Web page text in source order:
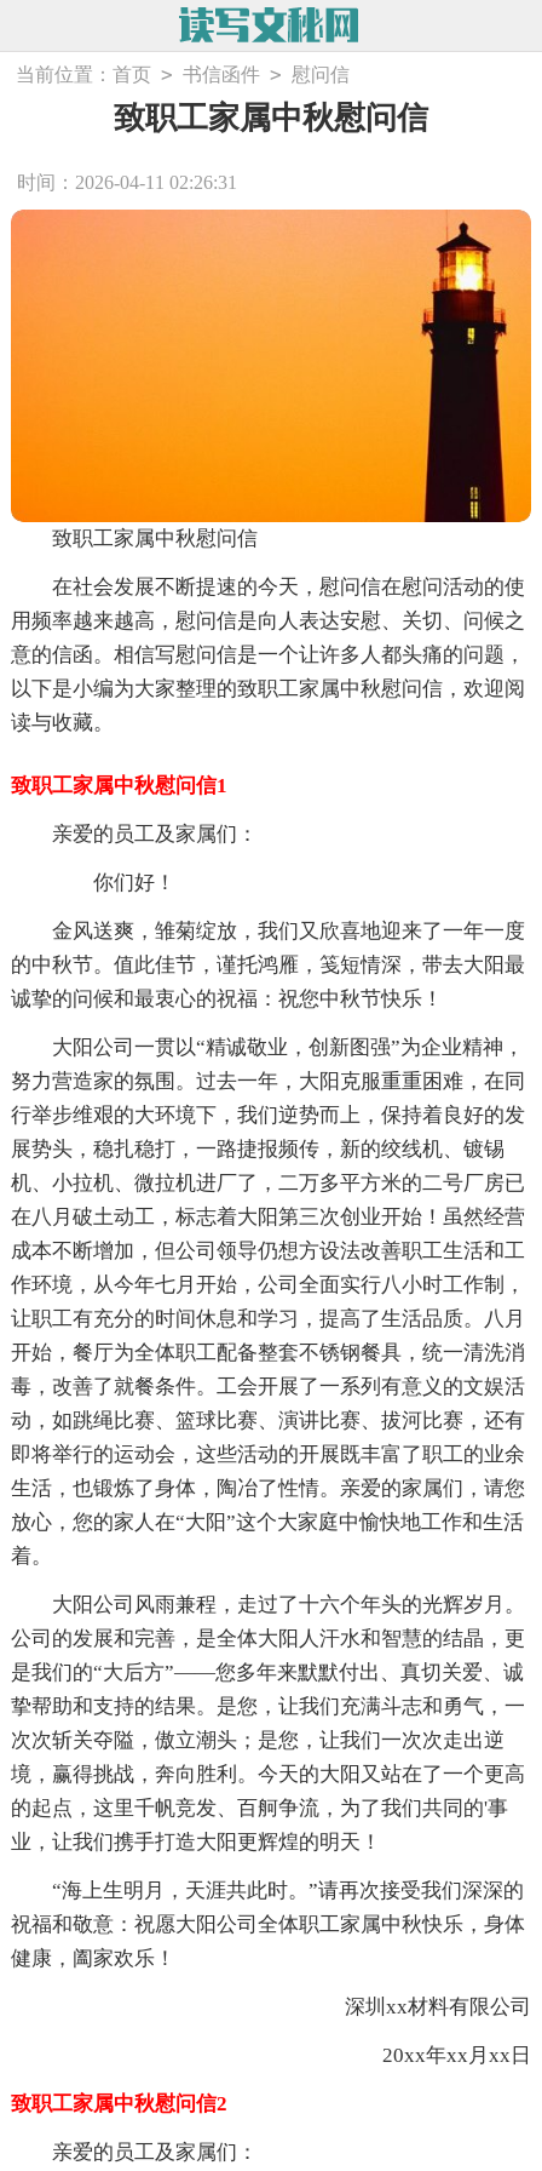
当前位置：首页 > 书信函件 > 慰问信
致职工家属中秋慰问信
时间：2026-04-11 02:26:31
致职工家属中秋慰问信
在社会发展不断提速的今天，慰问信在慰问活动的使
用频率越来越高，慰问信是向人表达安慰、关切、问候之
意的信函。相信写慰问信是一个让许多人都头痛的问题，
以下是小编为大家整理的致职工家属中秋慰问信，欢迎阅
读与收藏。
致职工家属中秋慰问信1
亲爱的员工及家属们：
你们好！
金风送爽，雏菊绽放，我们又欣喜地迎来了一年一度
的中秋节。值此佳节，谨托鸿雁，笺短情深，带去大阳最
诚挚的问候和最衷心的祝福：祝您中秋节快乐！
大阳公司一贯以“精诚敬业，创新图强”为企业精神，
努力营造家的氛围。过去一年，大阳克服重重困难，在同
行举步维艰的大环境下，我们逆势而上，保持着良好的发
展势头，稳扎稳打，一路捷报频传，新的绞线机、镀锡
机、小拉机、微拉机进厂了，二万多平方米的二号厂房已
在八月破土动工，标志着大阳第三次创业开始！虽然经营
成本不断增加，但公司领导仍想方设法改善职工生活和工
作环境，从今年七月开始，公司全面实行八小时工作制，
让职工有充分的时间休息和学习，提高了生活品质。八月
开始，餐厅为全体职工配备整套不锈钢餐具，统一清洗消
毒，改善了就餐条件。工会开展了一系列有意义的文娱活
动，如跳绳比赛、篮球比赛、演讲比赛、拔河比赛，还有
即将举行的运动会，这些活动的开展既丰富了职工的业余
生活，也锻炼了身体，陶冶了性情。亲爱的家属们，请您
放心，您的家人在“大阳”这个大家庭中愉快地工作和生活
着。
大阳公司风雨兼程，走过了十六个年头的光辉岁月。
公司的发展和完善，是全体大阳人汗水和智慧的结晶，更
是我们的“大后方”――您多年来默默付出、真切关爱、诚
挚帮助和支持的结果。是您，让我们充满斗志和勇气，一
次次斩关夺隘，傲立潮头；是您，让我们一次次走出逆
境，赢得挑战，奔向胜利。今天的大阳又站在了一个更高
的起点，这里千帆竞发、百舸争流，为了我们共同的'事
业，让我们携手打造大阳更辉煌的明天！
“海上生明月，天涯共此时。”请再次接受我们深深的
祝福和敬意：祝愿大阳公司全体职工家属中秋快乐，身体
健康，阖家欢乐！
深圳xx材料有限公司
20xx年xx月xx日
致职工家属中秋慰问信2
亲爱的员工及家属们：